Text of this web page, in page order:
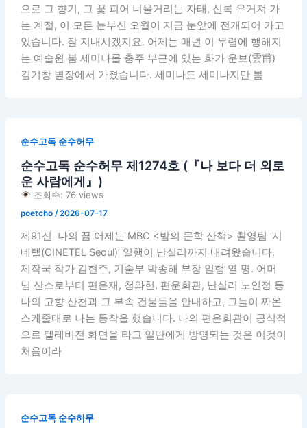
으로 그 향기, 그 꽃 피어 너울거리는 자태, 신록 우거져 가
는 계절, 이 모든 눈부신 오월이 지금 눈앞에 전개되어 가고
있습니다. 잘 지내시겠지요. 어제는 매년 이 무렵에 행해지
는 예술원 봄 세미나를 충주 부근에 있는 화가 운보(雲甫)
김기창 별장에서 가졌습니다. 세미나도 세미나지만 봄
순수고독 순수허무
순수고독 순수허무 제1274호 (『나 보다 더 외로
운 사람에게』)
조회수: 76 views
poetcho /2026-07-17
제91신 나의 꿈 어제는 MBC <밤의 문학 산책> 촬영팀 ‘시
네텔(CINETEL Seoul)’ 일행이 난실리까지 내려왔습니다.
제작국 작가 김현주, 기술부 박종해 부장 일행 열 명. 어머
님 산소로부터 편운재, 청와헌, 편운회관, 난실리 노인정 등
나의 고향 산천과 그 부속 건물들을 안내하고, 그들이 짜온
스케줄대로 나는 동작을 했습니다. 나의 편운회관이 공식적
으로 텔레비전 화면을 타고 일반에게 방영되는 것은 이것이
처음이라
순수고독 순수허무